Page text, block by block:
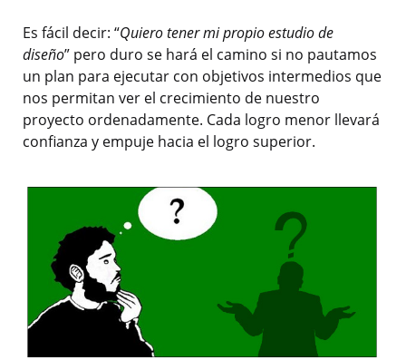
Es fácil decir: “Quiero tener mi propio estudio de
diseño” pero duro se hará el camino si no pautamos
un plan para ejecutar con objetivos intermedios que
nos permitan ver el crecimiento de nuestro
proyecto ordenadamente. Cada logro menor llevará
confianza y empuje hacia el logro superior.